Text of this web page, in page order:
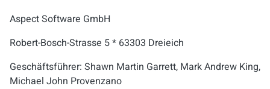
Aspect Software GmbH
Robert-Bosch-Strasse 5 * 63303 Dreieich
Geschäftsführer: Shawn Martin Garrett, Mark Andrew King,
Michael John Provenzano